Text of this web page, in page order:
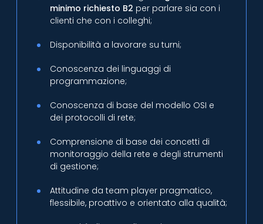
minimo richiesto B2 per parlare sia con i
clienti che con i colleghi;
Disponibilità a lavorare su turni;
Conoscenza dei linguaggi di
programmazione;
Conoscenza di base del modello OSI e
dei protocolli di rete;
Comprensione di base dei concetti di
monitoraggio della rete e degli strumenti
di gestione;
Attitudine da team player pragmatico,
flessibile, proattivo e orientato alla qualità;